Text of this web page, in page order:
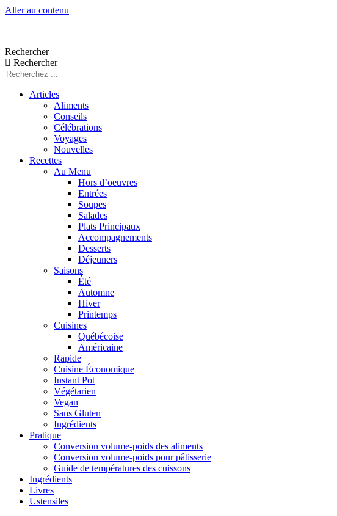
Aller au contenu
Rechercher
Rechercher
Articles
Aliments
Conseils
Célébrations
Voyages
Nouvelles
Recettes
Au Menu
Hors d’oeuvres
Entrées
Soupes
Salades
Plats Principaux
Accompagnements
Desserts
Déjeuners
Saisons
Été
Automne
Hiver
Printemps
Cuisines
Québécoise
Américaine
Rapide
Cuisine Économique
Instant Pot
Végétarien
Vegan
Sans Gluten
Ingrédients
Pratique
Conversion volume-poids des aliments
Conversion volume-poids pour pâtisserie
Guide de températures des cuissons
Ingrédients
Livres
Ustensiles